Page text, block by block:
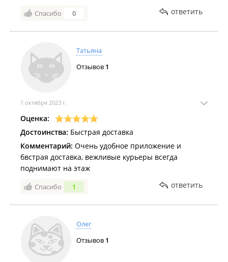
Спасибо 0 ответить
Татьяна
Отзывов 1
1 октября 2023 г.
Оценка:
Достоинства: Быстрая доставка
Комментарий: Очень удобное приложение и
бвстрая доставка, вежливые курьеры всегда
поднимают на этаж
Спасибо 1 ответить
Олег
Отзывов 1